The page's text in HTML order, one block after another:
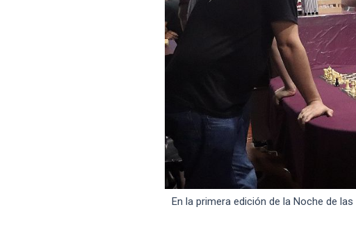
En la primera edición de la Noche de